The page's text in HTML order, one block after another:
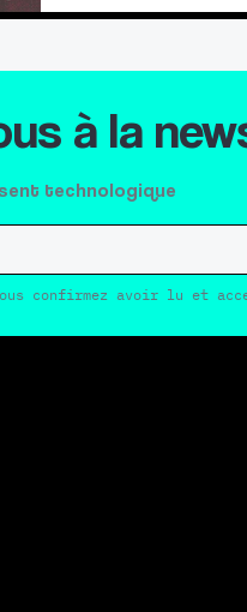
à la
technologique
confirmez avoir lu et